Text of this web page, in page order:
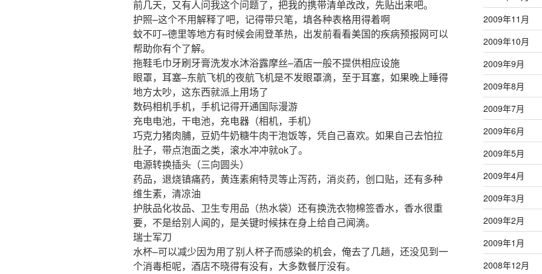
前几天，又有人问我这个问题了，把我的携带清单改改，先贴出来吧。
护照–这个不用解释了吧，记得带只笔，填各种表格用得着啊
蚊不叮–德里等地方有时候会闹登革热，出发前看看美国的疾病预报网可以
帮助你有个了解。
拖鞋毛巾牙刷牙膏洗发水沐浴露摩丝–酒店一般不提供相应设施
眼罩，耳塞–东航飞机的夜航飞机是不发眼罩滴，至于耳塞，如果晚上睡得
地方太吵，这东西就派上用场了
数码相机手机，手机记得开通国际漫游
充电电池，干电池，充电器（相机，手机）
巧克力猪肉脯，豆奶牛奶糖牛肉干泡饭等，凭自己喜欢。如果自己去怕拉
肚子，带点泡面之类，滚水冲冲就ok了。
电源转换插头（三向圆头）
药品，退烧镇痛药，黄连素痢特灵等止泻药，消炎药，创口贴，还有多种
维生素，清凉油
护肤品化妆品、卫生专用品（热水袋）还有换洗衣物棉签香水，香水很重
要，不是给别人闻的，是关键时候抹在身上给自己闻滴。
瑞士军刀
水杯–可以减少因为用了别人杯子而感染的机会，俺去了几趟，还没见到一
个消毒柜呢，酒店不晓得有没有，大多数餐厅没有。
2009年11月
2009年10月
2009年9月
2009年8月
2009年7月
2009年6月
2009年5月
2009年4月
2009年3月
2009年2月
2009年1月
2008年12月